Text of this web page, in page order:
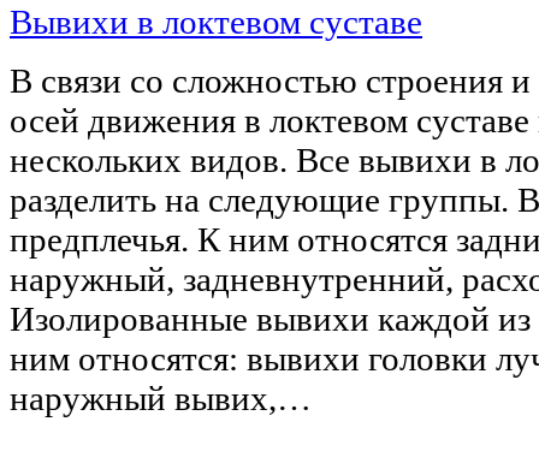
Вывихи в локтевом суставе
В связи со сложностью строения
осей движения в локтевом
нескольких видов. Все вывихи в
разделить на следующие группы.
предплечья. К ним относятся
наружный, задневнутренний,
Изолированные вывихи каждой из
ним относятся: вывихи головки
наружный вывих,…